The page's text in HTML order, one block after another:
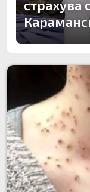
страхува